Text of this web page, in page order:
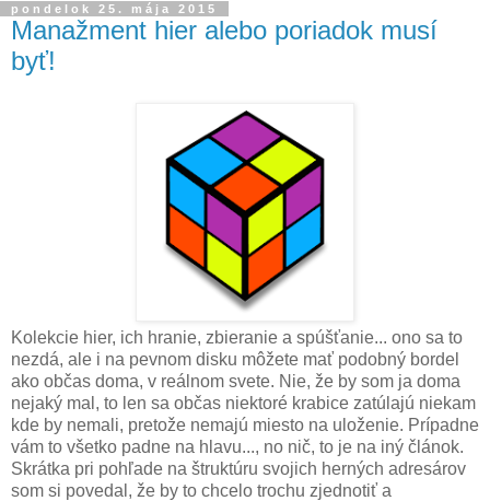
pondelok 25. mája 2015
Manažment hier alebo poriadok musí
byť!
Kolekcie hier, ich hranie, zbieranie a spúšťanie... ono sa to
nezdá, ale i na pevnom disku môžete mať podobný bordel
ako občas doma, v reálnom svete. Nie, že by som ja doma
nejaký mal, to len sa občas niektoré krabice zatúlajú niekam
kde by nemali, pretože nemajú miesto na uloženie. Prípadne
vám to všetko padne na hlavu..., no nič, to je na iný článok.
Skrátka pri pohľade na štruktúru svojich herných adresárov
som si povedal, že by to chcelo trochu zjednotiť a